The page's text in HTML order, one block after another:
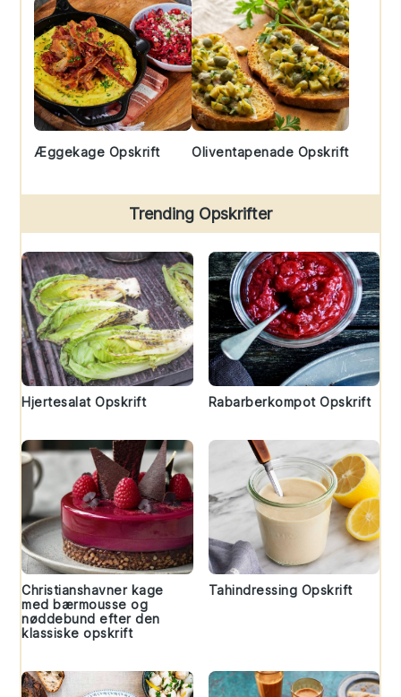
Æggekage Opskrift Oliventapenade Opskrift
Trending Opskrifter
Hjertesalat Opskrift Rabarberkompot Opskrift
Christianshavner kage
med bærmousse og
nøddebund efter den
klassiske opskrift
Tahindressing Opskrift